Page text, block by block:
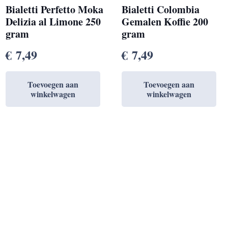
Bialetti Perfetto Moka
Delizia al Limone 250
gram
€ 7,49
Toevoegen aan
winkelwagen
Bialetti Colombia
Gemalen Koffie 200
gram
€ 7,49
Toevoegen aan
winkelwagen